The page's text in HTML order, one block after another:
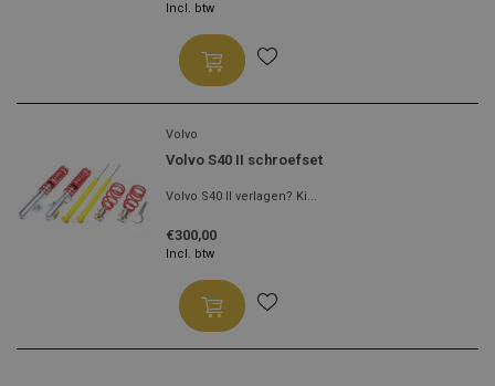
Incl. btw
Volvo
Volvo S40 II schroefset
Volvo S40 II verlagen? Ki...
€300,00
Incl. btw